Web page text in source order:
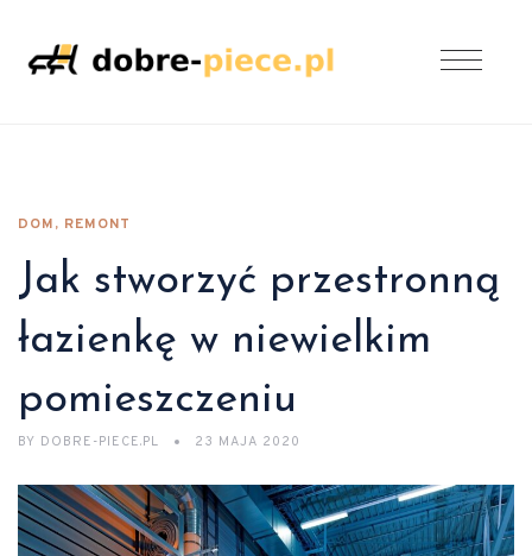
DOM, REMONT
Jak stworzyć przestronną
łazienkę w niewielkim
pomieszczeniu
BY DOBRE-PIECE.PL 23 MAJA 2020